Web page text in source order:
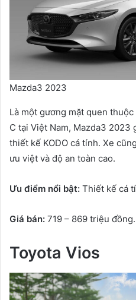
Mazda3 2023
Là một gương mặt quen
C tại Việt Nam, Mazda3 2023
thiết kế KODO cá tính. Xe
ưu việt và độ an toàn cao.
Ưu điểm nổi bật: Thiết kế cá
Giá bán: 719 – 869 triệu đồng.
Toyota Vios